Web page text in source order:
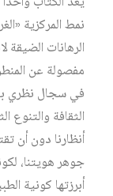
نمط المركزية
الرهانات
مفصولة عن
في سجال نظري
الثقافة والتنوع
أنظارنا دون أن
جوهر هويتنا،